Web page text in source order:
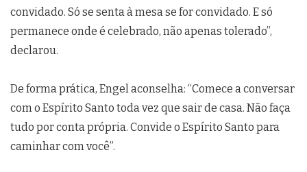
convidado. Só se senta à mesa se for convidado. E só
permanece onde é celebrado, não apenas tolerado”,
declarou.
De forma prática, Engel aconselha: “Comece a conversar
com o Espírito Santo toda vez que sair de casa. Não faça
tudo por conta própria. Convide o Espírito Santo para
caminhar com você”.